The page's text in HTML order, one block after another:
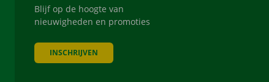
Blijf op de hoogte van
nieuwigheden en promoties
INSCHRIJVEN